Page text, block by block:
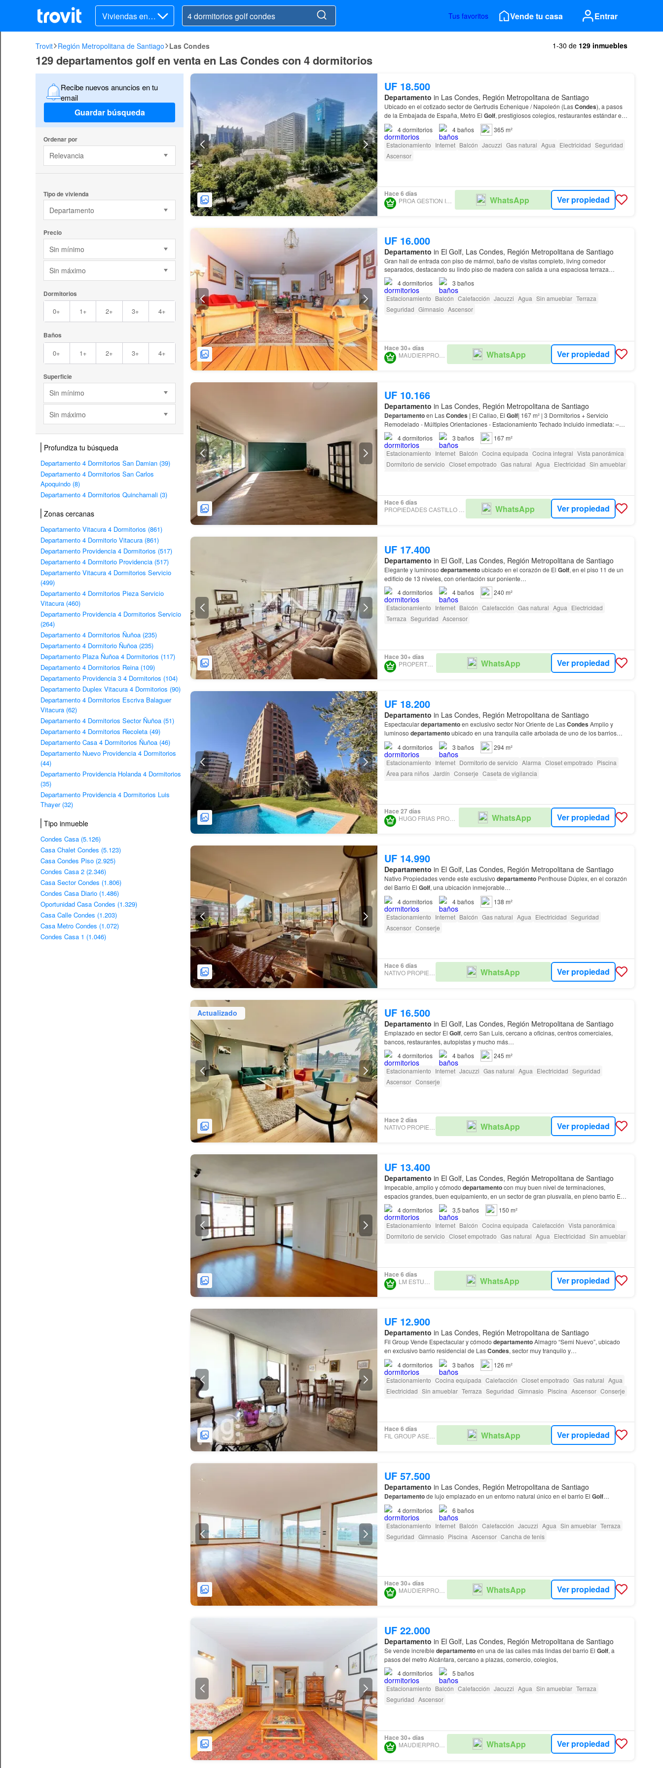
Viviendas en v
enta
Tus favoritos Vende tu casa Entrar
Trovit Región Metropolitana de Santiago Las Condes 1-30 de 129 inmuebles
129 departamentos golf en venta en Las Condes con 4 dormitorios
Recibe nuevos anuncios en tu
email
Guardar búsqueda
Ordenar por
Relevancia
Tipo de vivienda
Departamento
Precio
Sin mínimo
Sin máximo
Dormitorios
0+ 1+ 2+ 3+ 4+
Baños
0+ 1+ 2+ 3+ 4+
Superficie
Sin mínimo
Sin máximo
Profundiza tu búsqueda
Departamento 4 Dormitorios San Damian (39)
Departamento 4 Dormitorios San Carlos
Apoquindo (8)
Departamento 4 Dormitorios Quinchamali (3)
Zonas cercanas
Departamento Vitacura 4 Dormitorios (861)
Departamento 4 Dormitorio Vitacura (861)
Departamento Providencia 4 Dormitorios (517)
Departamento 4 Dormitorio Providencia (517)
Departamento Vitacura 4 Dormitorios Servicio
(499)
Departamento 4 Dormitorios Pieza Servicio
Vitacura (460)
Departamento Providencia 4 Dormitorios Servicio
(264)
Departamento 4 Dormitorios Ñuñoa (235)
Departamento 4 Dormitorio Ñuñoa (235)
Departamento Plaza Ñuñoa 4 Dormitorios (117)
Departamento 4 Dormitorios Reina (109)
Departamento Providencia 3 4 Dormitorios (104)
Departamento Duplex Vitacura 4 Dormitorios (90)
Departamento 4 Dormitorios Escriva Balaguer
Vitacura (62)
Departamento 4 Dormitorios Sector Ñuñoa (51)
Departamento 4 Dormitorios Recoleta (49)
Departamento Casa 4 Dormitorios Ñuñoa (46)
Departamento Nuevo Providencia 4 Dormitorios
(44)
Departamento Providencia Holanda 4 Dormitorios
(35)
Departamento Providencia 4 Dormitorios Luis
Thayer (32)
Tipo inmueble
Condes Casa (5.126)
Casa Chalet Condes (5.123)
Casa Condes Piso (2.925)
Condes Casa 2 (2.346)
Casa Sector Condes (1.806)
Condes Casa Diario (1.486)
Oportunidad Casa Condes (1.329)
Casa Calle Condes (1.203)
Casa Metro Condes (1.072)
Condes Casa 1 (1.046)
UF 18.500
Departamento in Las Condes, Región Metropolitana de Santiago
Ubicado en el cotizado sector de Gertrudis Echenique / Napoleón (LasCondes), a pasos
de la Embajada de España, Metro El Golf, prestigiosos colegios, restaurantes estándar en
Las
4dormitorios 4baños
365 m²
Estacionamiento Internet Balcón Jacuzzi Gas natural Agua Electricidad Seguridad
Ascensor
Hace 6 días
PROA GESTION INMOBILIARIA WhatsApp Ver propiedad
UF 16.000
Departamento in El Golf, Las Condes, Región Metropolitana de Santiago
Gran hall de entrada con piso de mármol, baño de visitas completo, living comedor
separados, destacando su lindo piso de madera con salida a una espaciosa terraza
Suite principal con excelente baño con jacuzzi ,ducha y p…
4dormitorios 3 baños
Estacionamiento Balcón Calefacción Jacuzzi Agua Sin amueblar Terraza
Seguridad Gimnasio Ascensor
Hace 30+ días
MAUDIERPROPIEDADES WhatsApp Ver propiedad
UF 10.166
Departamento in Las Condes, Región Metropolitana de Santiago
Departamentoen LasCondes | El Callao, El Golf| 167 m² | 3 Dormitorios + Servicio
Remodelado - Múltiples Orientaciones - Estacionamiento Techado Incluido inmediata: –
Metro El
(Línea 1) a pocas cuadras. – Acceso rápido…
4dormitorios 3 baños
167 m²
Estacionamiento Internet Balcón Cocina equipada Cocina integral Vista panorámica
Dormitorio de servicio Closet empotrado Gas natural Agua Electricidad Sin amueblar
Hace 6 días
PROPIEDADES CASTILLO ASOCIADOS SPA WhatsApp Ver propiedad
UF 17.400
Departamento in El Golf, Las Condes, Región Metropolitana de Santiago
Elegante y luminoso departamentoubicado en el corazón de El Golf, en el piso 11 de un
edificio de 13 niveles, con orientación sur poniente…
4dormitorios 4baños
240 m²
Estacionamiento Internet Balcón Calefacción Gas natural Agua Electricidad
Terraza Seguridad Ascensor
Hace 30+ días
PROPERTY HOME WhatsApp Ver propiedad
UF 18.200
Departamento in Las Condes, Región Metropolitana de Santiago
Espectaculardepartamentoen exclusivo sector Nor Oriente de LasCondes
luminoso departamentoubicado en una tranquila calle arbolada de uno de los barrios
residenciales más cotizados de LasCondes
4dormitorios 3 baños
294 m²
Estacionamiento Internet Dormitorio de servicio Alarma Closet empotrado Piscina
Área para niños Jardín Conserje Caseta de vigilancia
Hace 27 días
HUGO FRIAS PROPIEDADES S.A. WhatsApp Ver propiedad
UF 14.990
Departamento in El Golf, Las Condes, Región Metropolitana de Santiago
Nativo Propiedades vende este exclusivo departamentoPenthouse Dúplex, en el corazón
del Barrio El Golf, una ubicación inmejorable…
4dormitorios 4baños
138 m²
Estacionamiento Internet Balcón Gas natural Agua Electricidad Seguridad
Ascensor Conserje
Hace 6 días
NATIVO PROPIEDADES WhatsApp Ver propiedad
Actualizado UF 16.500
Departamento in El Golf, Las Condes, Región Metropolitana de Santiago
Emplazado en sector El Golf, cerro San Luis, cercano a oficinas, centros comerciales,
bancos, restaurantes, autopistas y mucho más…
4dormitorios 4baños
245 m²
Estacionamiento Internet Jacuzzi Gas natural Agua Electricidad Seguridad
Ascensor Conserje
Hace 2 días
WhatsApp Ver propiedad
UF 13.400
Departamento in El Golf, Las Condes, Región Metropolitana de Santiago
Impecable, amplio y cómodo departamentocon muy buen nivel de terminaciones,
espacios grandes, buen equipamiento, en un sector de gran plusvalía, en pleno barrio El
Golf , en tranquila y silenciosa calle, a pasos del Metro, Te…
4dormitorios 3,5 baños
150 m²
Estacionamiento Internet Balcón Cocina equipada Calefacción Vista panorámica
Dormitorio de servicio Closet empotrado Gas natural Agua Electricidad Sin amueblar
Hace 6 días
WhatsApp Ver propiedad
UF 12.900
Departamento in Las Condes, Región Metropolitana de Santiago
Fil Group Vende Espectacular y cómodo departamentoAlmagro “Semi Nuevo”, ubicado
en exclusivo barrio residencial de LasCondes, sector muy tranquilo y
CARACTERÍSTICAS DEL ENTORNO: A una cuadra del Club de
4dormitorios 3 baños
126 m²
Estacionamiento Cocina equipada Calefacción Closet empotrado Gas natural Agua
Electricidad Sin amueblar Terraza Seguridad Gimnasio Piscina Ascensor Conserje
Hace 6 días
WhatsApp Ver propiedad
UF 57.500
Departamento in Las Condes, Región Metropolitana de Santiago
Departamentode lujo emplazado en un entorno natural único en el barrio El Golf…
4dormitorios 6 baños
Estacionamiento Internet Balcón Calefacción Jacuzzi Agua Sin amueblar Terraza
Seguridad Gimnasio Piscina Ascensor Cancha de tenis
Hace 30+ días
MAUDIERPROPIEDADES WhatsApp Ver propiedad
UF 22.000
Departamento in El Golf, Las Condes, Región Metropolitana de Santiago
Se vende increíble departamentoen una de las calles más lindas del barrio El Golf, a
pasos del metro Alcántara, cercano a plazas, comercio, colegios,
4dormitorios 5 baños
Estacionamiento Balcón Calefacción Jacuzzi Agua Sin amueblar Terraza
Seguridad Ascensor
Hace 30+ días
MAUDIERPROPIEDADES WhatsApp Ver propiedad